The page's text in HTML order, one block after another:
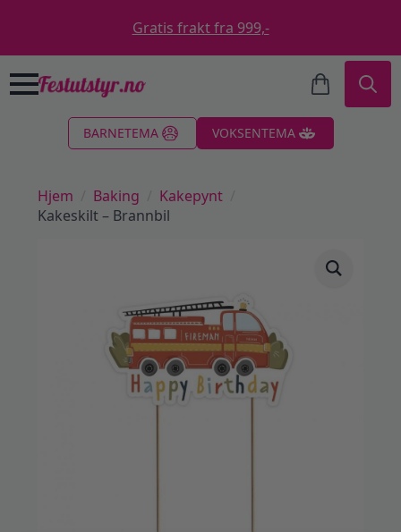
Gratis frakt fra 999,-
BARNETEMA VOKSENTEMA
Hjem Baking
Kakepynt
Kakeskilt – Brannbil